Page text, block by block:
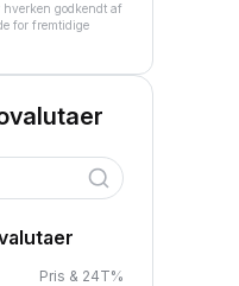
godkendt af
for fremtidige
Pris & 24T%